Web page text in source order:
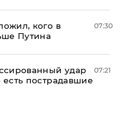
кого в
Путина
07:30
удар
пострадавшие
07:21